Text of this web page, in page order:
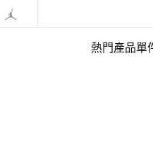
熱門產品單